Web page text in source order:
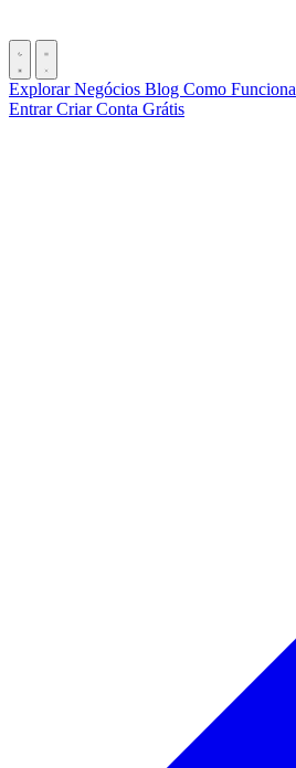
Explorar Negócios Blog Como Funciona
EntrarCriar Conta Grátis